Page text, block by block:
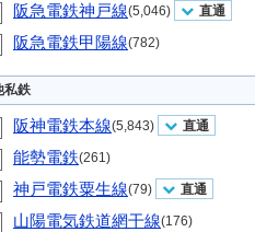
阪急電鉄神戸線(5,046) 直通
阪急電鉄甲陽線(782)
私鉄
阪神電鉄本線(5,843) 直通
能勢電鉄(261)
神戸電鉄粟生線(79) 直通
山陽電気鉄道網干線(176)